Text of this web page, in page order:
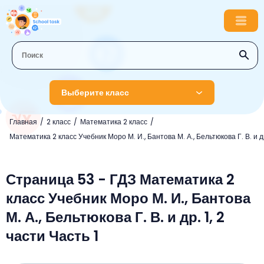
Выберите класс
Главная 2 класс
Математика 2 класс
Математика 2 класс Учебник Моро М. И., Бантова М. А., Бельтюкова Г. В. и
1 класс
Русский язык
Литературное чтение
Окружающий мир
Математика
Английский язык
Информатика
3 класс
Музыка
Окружающий мир
4 класс
Страница 53 - ГДЗ Математика 2
класс Учебник Моро М. И., Бантова
М. А., Бельтюкова Г. В. и др. 1, 2
части Часть 1